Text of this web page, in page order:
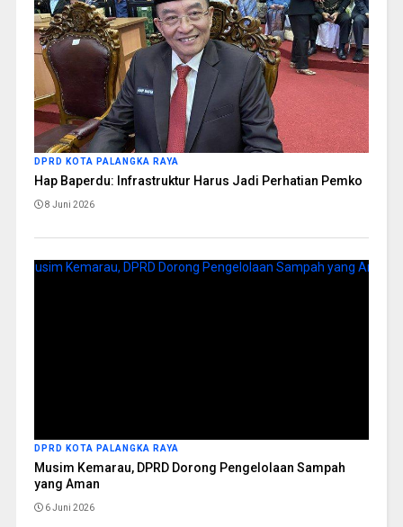
DPRD KOTA PALANGKA RAYA
Hap Baperdu: Infrastruktur Harus Jadi Perhatian Pemko
8 Juni 2026
DPRD KOTA PALANGKA RAYA
Musim Kemarau, DPRD Dorong Pengelolaan Sampah
yang Aman
6 Juni 2026